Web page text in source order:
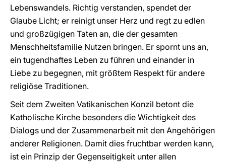
Lebenswandels. Richtig verstanden, spendet der
Glaube Licht; er reinigt unser Herz und regt zu edlen
und großzügigen Taten an, die der gesamten
Menschheitsfamilie Nutzen bringen. Er spornt uns an,
ein tugendhaftes Leben zu führen und einander in
Liebe zu begegnen, mit größtem Respekt für andere
religiöse Traditionen.
Seit dem Zweiten Vatikanischen Konzil betont die
Katholische Kirche besonders die Wichtigkeit des
Dialogs und der Zusammenarbeit mit den Angehörigen
anderer Religionen. Damit dies fruchtbar werden kann,
ist ein Prinzip der Gegenseitigkeit unter allen